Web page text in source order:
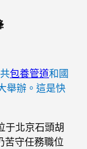
包養管道和國
舉辦。這是快
于北京石頭胡
苦守任務職位